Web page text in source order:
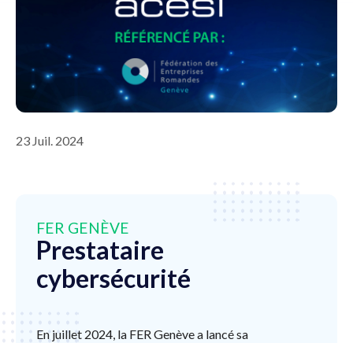
23 Juil. 2024
FER GENÈVE
Prestataire
cybersécurité
En juillet 2024, la FER Genève a lancé sa